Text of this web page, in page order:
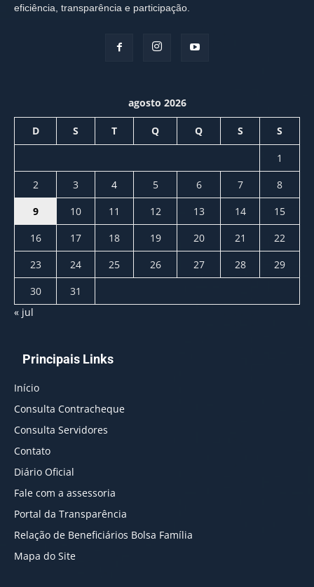
eficiência, transparência e participação.
agosto 2026
D S T Q Q S S
1
2
3 4 5 6 7
8
9
10 11 12 13 14
15
16
17 18 19 20 21
22
23
24 25 26 27 28
29
30
31
« jul
Principais Links
Início
Consulta Contracheque
Consulta Servidores
Contato
Diário Oficial
Fale com a assessoria
Portal da Transparência
Relação de Beneficiários Bolsa Família
Mapa do Site